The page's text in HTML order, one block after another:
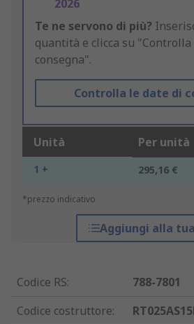
2026
Te ne servono di più?
quantità e clicca su "Controlla
consegna".
Controlla le date di
Unità Per unità
1 + 295,16 €
*prezzo indicativo
Aggiungi alla
Codice RS:
788-7801
Codice costruttore: